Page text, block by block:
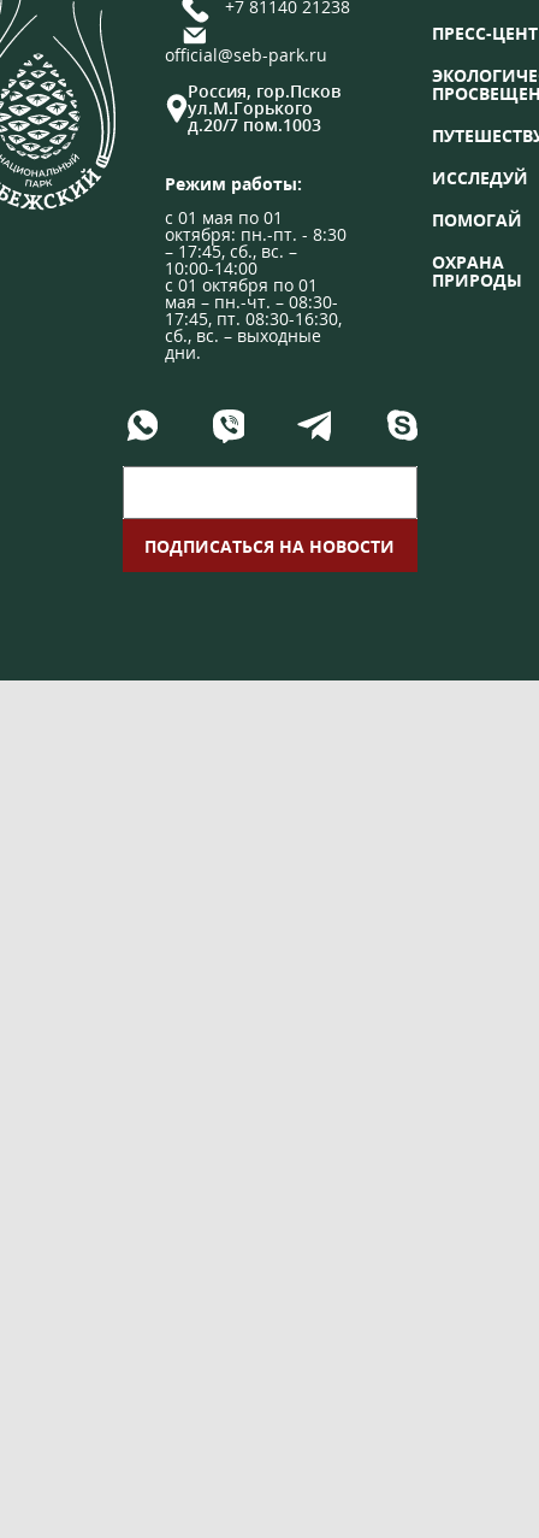
+7 81140 21238
official@seb-park.ru
Россия, гор.Псков
ул.М.Горького
д.20/7 пом.1003
Режим работы:
с 01 мая по 01
октября: пн.-пт. - 8:30
– 17:45, сб., вс. –
10:00-14:00
с 01 октября по 01
мая – пн.-чт. – 08:30-
17:45, пт. 08:30-16:30,
сб., вс. – выходные
дни.
ПРЕСС-
ИССЛЕДУЙ
ПОМОГАЙ
ОХРАНА
ПРИРОДЫ